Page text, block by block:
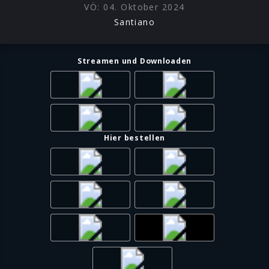
„Doggerland – SOS ins Nirgendwo“, die neben allen Hits
der Originalversion wie „Es klingt nach Freiheit“ oder „Zu
verloren“, mit dem die Band Einheit und Zusammenhalt
in schwierigen Tagen beschwört.
Mit der packenden Shanty-Rock-Ballade „Keiner geht
verloren“ machen Santiano nun den nächsten Schritt auf
ihrer Reise. Ein Weg, auf dem sich das fest aufeinander
eingeschworene Quintett wie ein Mann dem Schicksal
entgegenstellt – und das trotz harter Rückschläge wie
der schweren Erkrankung von Gründungsmitglied
Andreas „Fahni“ Fahnert. Seit vielen Jahren kann er aus
gesundheitlichen Gründen Santiano nicht mehr bei ihren
Auftritten verstärken, dennoch ist und bleibt Andreas
Fahnert mit seiner markanten Stimme nach wie vor ein
unverzichtbarer Teil von Santiano. Für die Flensburger
eine diskussionslose Ehrensache, denn „Keiner geht
VÖ: 04. Oktober 2024
Santiano
Streamen und Downloaden
Hier bestellen